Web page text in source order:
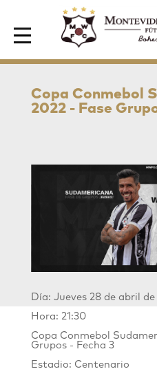
Area de Socios
Copa Conmebol
2022 - Fase
Día: Jueves 28 de abril de
Hora: 21:30
Copa Conmebol
Grupos - Fecha 3
Estadio: Centenario